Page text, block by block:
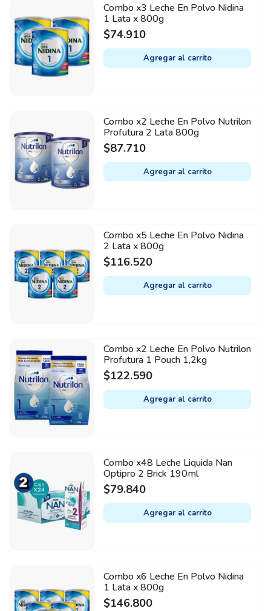
Combo x3 Leche En Polvo Nidina
1 Lata x 800g
$74.910
Agregar al carrito
Combo x2 Leche En Polvo Nutrilon
Profutura 2 Lata 800g
$87.710
Agregar al carrito
Combo x5 Leche En Polvo Nidina
2 Lata x 800g
$116.520
Agregar al carrito
Combo x2 Leche En Polvo Nutrilon
Profutura 1 Pouch 1,2kg
$122.590
Agregar al carrito
Combo x48 Leche Liquida Nan
Optipro 2 Brick 190ml
$79.840
Agregar al carrito
Combo x6 Leche En Polvo Nidina
1 Lata x 800g
$146.800